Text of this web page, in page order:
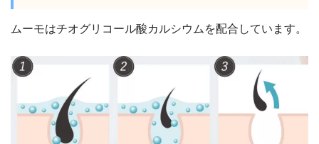
ムーモはチオグリコール酸カルシウムを配合しています。